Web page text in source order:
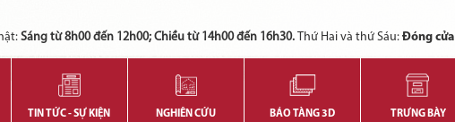
Sáng từ 8h00 đến 12h00; Chiều từ 14h00 đến 16h30. Thứ Hai và thứ Sáu: Đóng cửa
TIN TỨC - SỰ KIỆN NGHIÊN CỨU BẢO TÀNG 3D TRƯNG BÀY